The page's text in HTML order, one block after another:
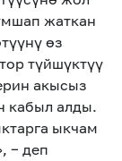
жаткан
өз
түйшүктүү
акысыз
кабыл алды.
ыкчам
− деп